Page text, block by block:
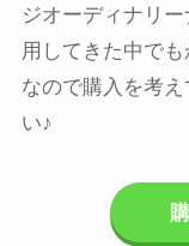
ジオーディナリ
用してきた中で
なので購入を考
い♪